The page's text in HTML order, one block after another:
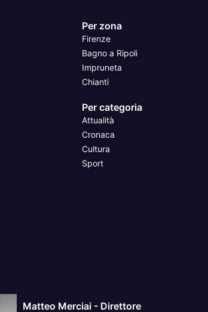
Per zona
Firenze
Bagno a Ripoli
Impruneta
Chianti
Per categoria
Attualità
Cronaca
Cultura
Sport
Matteo Merciai - Direttore